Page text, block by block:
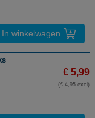
In winkelwagen
€ 5,99
(€ 4,95 excl)